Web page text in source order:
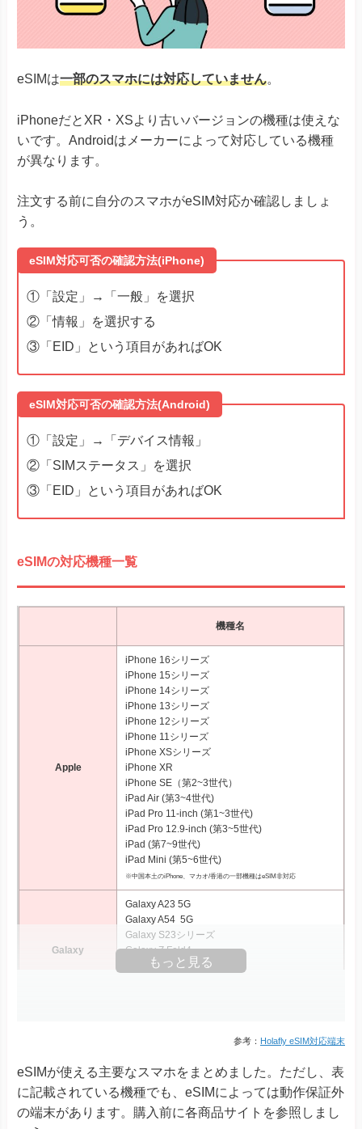
eSIMは一部のスマホには対応していません。
iPhoneだとXR・XSより古いバージョンの機種は使えな
いです。Androidはメーカーによって対応している機種
が異なります。
注文する前に自分のスマホがeSIM対応か確認しましょ
う。
eSIM対応可否の確認方法(iPhone)
①「設定」→「一般」を選択
②「情報」を選択する
③「EID」という項目があればOK
eSIM対応可否の確認方法(Android)
①「設定」→「デバイス情報」
②「SIMステータス」を選択
③「EID」という項目があればOK
eSIMの対応機種一覧
機種名
Apple
iPhone 16シリーズ
iPhone 15シリーズ
iPhone 14シリーズ
iPhone 13シリーズ
iPhone 12シリーズ
iPhone 11シリーズ
iPhone XSシリーズ
iPhone XR
iPhone SE（第2~3世代）
iPad Air (第3~4世代)
iPad Pro 11‑inch (第1~3世代)
iPad Pro 12.9‑inch (第3~5世代)
iPad (第7~9世代)
iPad Mini (第5~6世代)
※中国本土のiPhone、マカオ/香港の一部機種はeSIM非対応
Galaxy
Galaxy A23 5G
Galaxy A54 5G
Galaxy S23シリーズ
Galaxy Z Fold4
Galaxy Z Fold5
Xperia
Xperia Ace III
Xperia 5 IV
Xperia 5 V
Xperia 10 IV Xperia 10 V
もっと見る
参考： Holafly eSIM対応端末
eSIMが使える主要なスマホをまとめました。ただし、表
に記載されている機種でも、eSIMによっては動作保証外
の端末があります。購入前に各商品サイトを参照しまし